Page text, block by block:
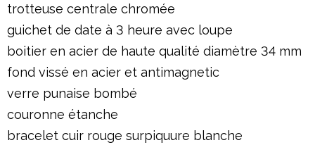
trotteuse centrale chromée
guichet de date à 3 heure avec loupe
boitier en acier de haute qualité diamètre 34 mm
fond vissé en acier et antimagnetic
verre punaise bombé
couronne étanche
bracelet cuir rouge surpiquure blanche